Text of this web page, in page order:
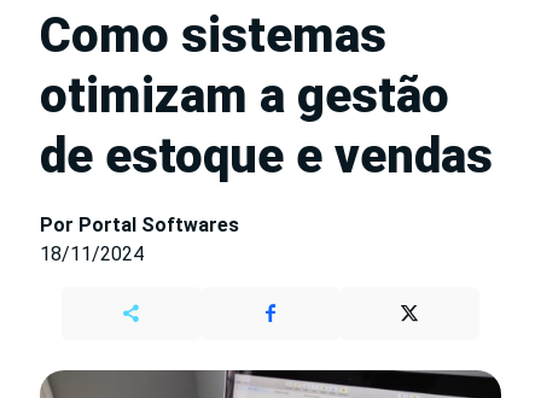
Como sistemas
otimizam a gestão
de estoque e vendas
Por Portal Softwares
18/11/2024